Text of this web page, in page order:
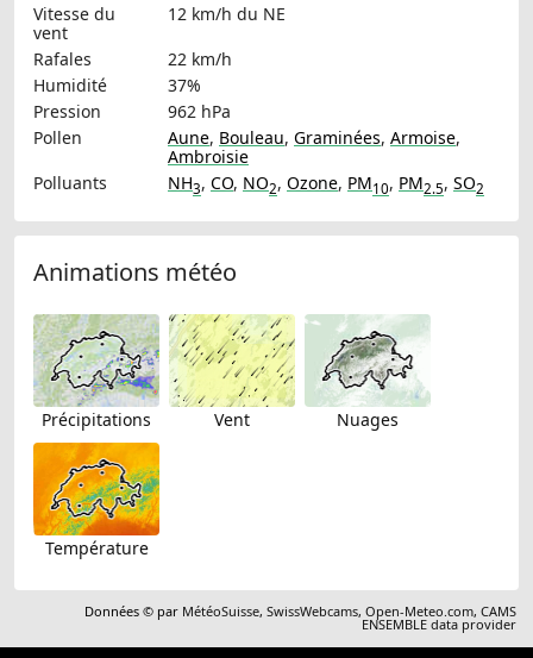
Vitesse du
vent
12 km/h du NE
Rafales
22 km/h
Humidité
37%
Pression
962 hPa
Pollen
Aune, Bouleau, Graminées, Armoise,
Ambroisie
Polluants
NH3, CO, NO2, Ozone, PM10, PM2.5, SO2
Animations météo
Précipitations Vent Nuages
Température
Données © par MétéoSuisse,SwissWebcams,Open-Meteo.com,CAMS
ENSEMBLE data provider